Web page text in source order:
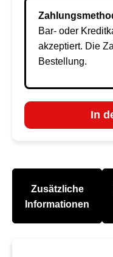
Bar- oder
akzeptiert. Die
Bestellung.
In
Zusätzliche
Informationen